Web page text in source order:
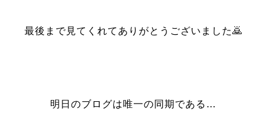
最後まで見てくれてありがとうございました🙇
明日のブログは唯一の同期である…